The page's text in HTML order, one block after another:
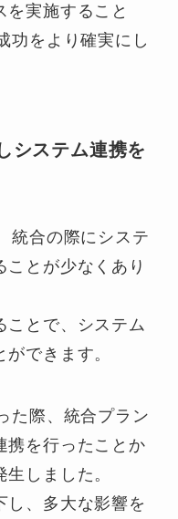
実施すること
功をより確実にし
システム連携を
統合の際にシステ
ことが少なくあり
ことで、システム
できます。
た際、統合プラン
携を行ったことか
しました。
し、多大な影響を